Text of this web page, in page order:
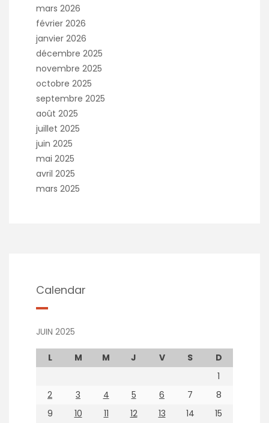
mars 2026
février 2026
janvier 2026
décembre 2025
novembre 2025
octobre 2025
septembre 2025
août 2025
juillet 2025
juin 2025
mai 2025
avril 2025
mars 2025
Calendar
JUIN 2025
L M M J V S
D
1
2
3 4 5 6 7
8
9
10 11 12 13 14
15